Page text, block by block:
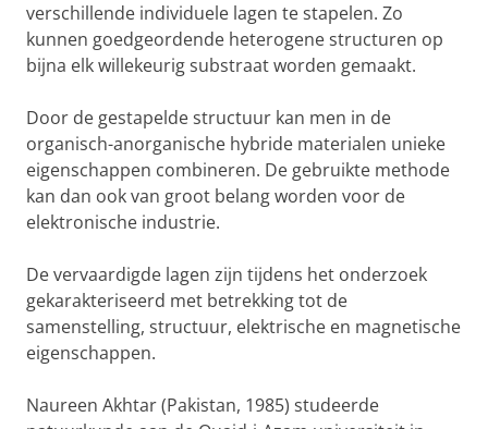
verschillende individuele lagen te stapelen. Zo
kunnen goedgeordende heterogene structuren op
bijna elk willekeurig substraat worden gemaakt.
Door de gestapelde structuur kan men in de
organisch-anorganische hybride materialen unieke
eigenschappen combineren. De gebruikte methode
kan dan ook van groot belang worden voor de
elektronische industrie.
De vervaardigde lagen zijn tijdens het onderzoek
gekarakteriseerd met betrekking tot de
samenstelling, structuur, elektrische en magnetische
eigenschappen.
Naureen Akhtar (Pakistan, 1985) studeerde